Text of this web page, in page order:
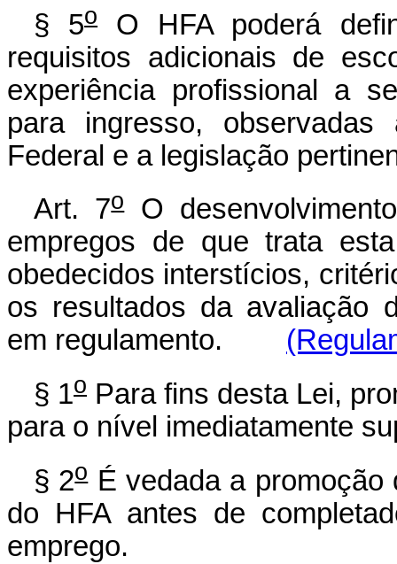
§ 5oO HFA poderá
requisitos adicionais de
experiência profissional a
para ingresso,
Federal e a legislação
Art. 7oO
empregos de que trata
obedecidos interstícios,
os resultados da avaliação
em regulamento.
§ 1o Para fins desta Lei,
para o nível imediatamente
§ 2oÉ vedada a promoção
do HFA antes de
emprego.